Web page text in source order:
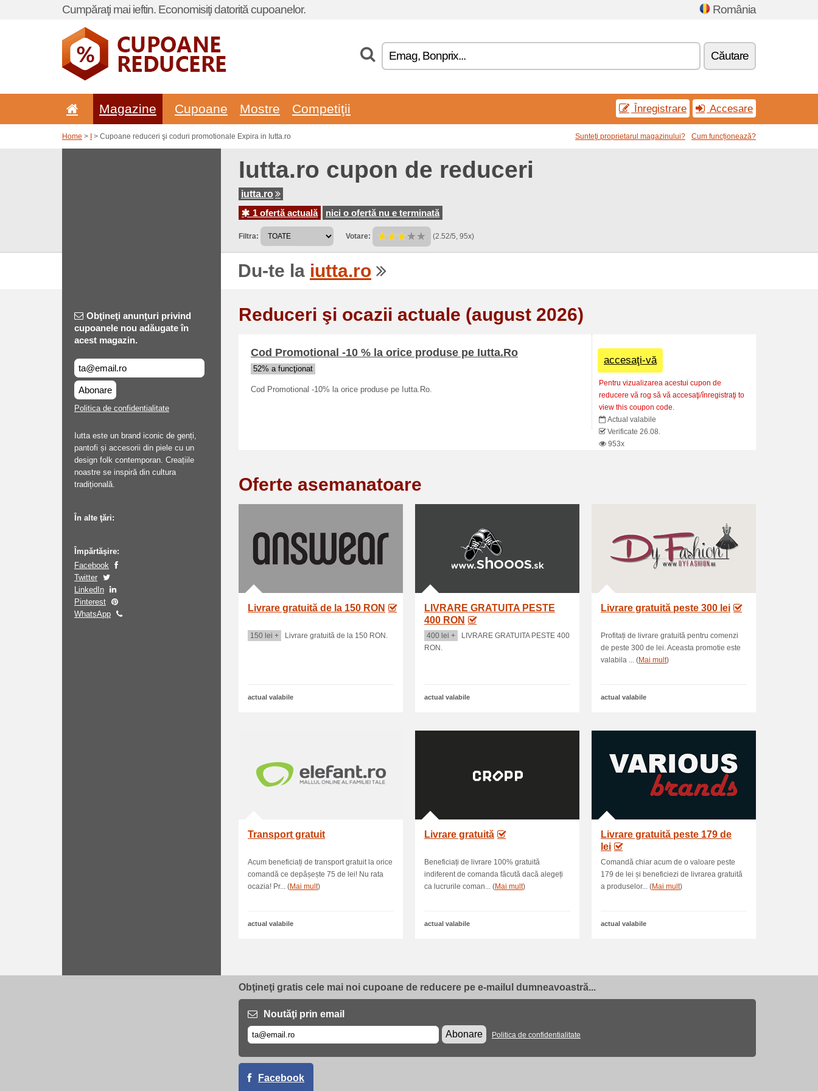
Cumpăraţi mai ieftin. Economisiţi datorită cupoanelor. România
Căutare
Magazine Cupoane Mostre Competiţii Înregistrare Accesare
Home > > Cupoane reduceri şi coduri promotionale Expira in Iutta.ro Sunteţi proprietarul magazinului? Cum funcționează?
Iutta.ro cupon de reduceri
iutta.ro
1 ofertă actuală
nici o ofertă nu e terminată
Filtra: Votare: (2.52/5, 95x)
Du-te la iutta.ro
Obţineţi anunţuri privind
cupoanele nou adăugate în
acest magazin.
Abonare
Politica de confidentialitate
Iutta este un brand iconic de genți,
pantofi și accesorii din piele cu un
design folk contemporan. Creațiile
noastre se inspiră din cultura
tradițională.
În alte ţări:
Împărtăşire:
Facebook
Twitter
LinkedIn
Pinterest
WhatsApp
Reduceri şi ocazii actuale (august 2026)
Cod Promotional -10 % la orice produse pe Iutta.Ro
52% a funcţionat
Cod Promotional -10% la orice produse pe Iutta.Ro.
accesaţi-vă
Pentru vizualizarea acestui cupon de
reducere vă rog să vă accesaţi/înregistraţi to
view this coupon code.
Actual valabile
Verificate 26.08.
953x
Oferte asemanatoare
Livrare gratuită de la 150 RON
150 lei + Livrare gratuită de la 150 RON.
actual valabile
LIVRARE GRATUITA PESTE
400 RON
400 lei +
LIVRARE GRATUITA PESTE 400
RON.
actual valabile
Livrare gratuită peste 300 lei
Profitați de livrare gratuită pentru comenzi
de peste 300 de lei. Aceasta promotie este
valabila ... (Mai mult)
actual valabile
Transport gratuit
Acum beneficiați de transport gratuit la orice
comandă ce depășește 75 de lei! Nu rata
ocazia! Pr... (Mai mult)
actual valabile
Livrare gratuită
Beneficiați de livrare 100% gratuită
indiferent de comanda făcută dacă alegeți
ca lucrurile coman... (Mai mult)
actual valabile
Livrare gratuită peste 179 de
lei
Comandă chiar acum de o valoare peste
179 de lei și beneficiezi de livrarea gratuită
a produselor... (Mai mult)
actual valabile
Obţineţi gratis cele mai noi cupoane de reducere pe e-mailul dumneavoastră...
Noutăţi prin email
Abonare
Politica de confidentialitate
Facebook